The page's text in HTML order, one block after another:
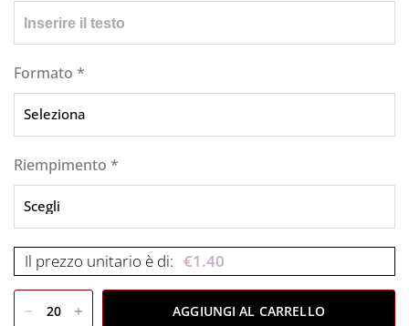
Formato *
Riempimento *
Il prezzo unitario è di: €1.40
AGGIUNGI AL CARRELLO